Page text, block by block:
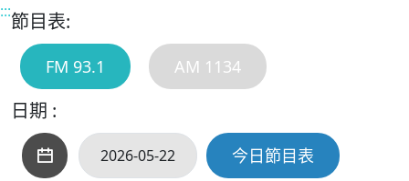
:::節目表:
FM 93.1 AM 1134
日期 :
今日節目表